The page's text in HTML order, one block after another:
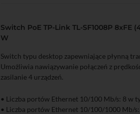
Switch PoE TP-Link TL-SF1008P 8xFE
W
Switch typu desktop zapewniające płynną
Umożliwia nawiązywanie połączeń z
zasilanie 4 urządzeń.
• Liczba portów Ethernet 10/100 Mb/s: 8 w
• Liczba portów Ethernet 10/100/1000 Mb/